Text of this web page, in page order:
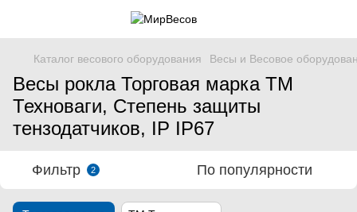
Каталог весового оборудования Весы и Весовое
Весы рокла Торговая марка ТМ
Техноваги, Степень защиты
тензодатчиков, IP IP67
Фильтр 2 По популярности